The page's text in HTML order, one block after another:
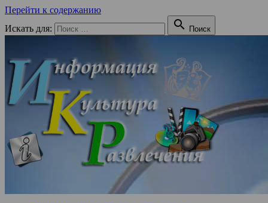
Перейти к содержанию
Искать для:
 Поиск